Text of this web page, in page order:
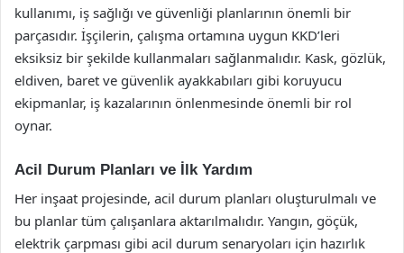
kullanımı, iş sağlığı ve güvenliği planlarının önemli bir
parçasıdır. İşçilerin, çalışma ortamına uygun KKD’leri
eksiksiz bir şekilde kullanmaları sağlanmalıdır. Kask, gözlük,
eldiven, baret ve güvenlik ayakkabıları gibi koruyucu
ekipmanlar, iş kazalarının önlenmesinde önemli bir rol
oynar.
Acil Durum Planları ve İlk Yardım
Her inşaat projesinde, acil durum planları oluşturulmalı ve
bu planlar tüm çalışanlara aktarılmalıdır. Yangın, göçük,
elektrik çarpması gibi acil durum senaryoları için hazırlık